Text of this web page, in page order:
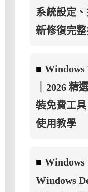
系統設定
新修復完
■Windows
｜2026 精
裝免費工
使用教學
■Windows
Windows